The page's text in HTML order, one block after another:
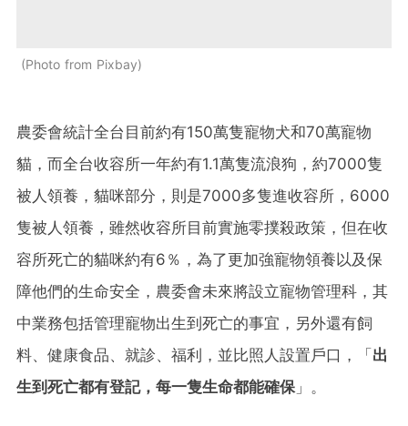
Photo from Pixbay
農委會統計全台目前約有150萬隻寵物犬和70萬寵物
貓，而全台收容所一年約有1.1萬隻流浪狗，約7000隻
被人領養，貓咪部分，則是7000多隻進收容所，6000
隻被人領養，雖然收容所目前實施零撲殺政策，但在收
容所死亡的貓咪約有6％，為了更加強寵物領養以及保
障他們的生命安全，農委會未來將設立寵物管理科，其
中業務包括管理寵物出生到死亡的事宜，另外還有飼
料、健康食品、就診、福利，並比照人設置戶口，「 出
生到死亡都有登記，每一隻生命都能確保」。